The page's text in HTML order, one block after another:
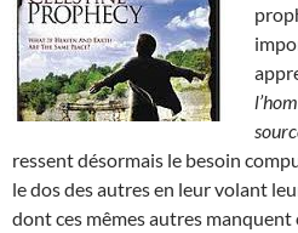
ressent désormais le besoin
le dos des autres en leur volant
dont ces mêmes autres